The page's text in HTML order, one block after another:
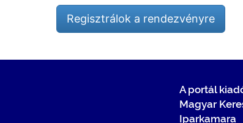
Regisztrálok a rendezvényre
A portál
Magyar
Iparkamara